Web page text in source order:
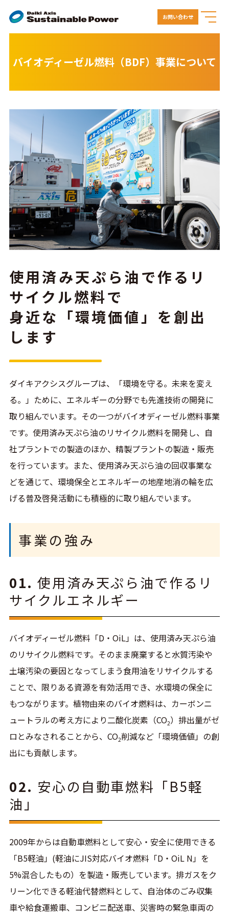
お問い合わせ
バイオディーゼル燃料（BDF）事業について
使用済み天ぷら油で作るリ
サイクル燃料で
身近な「環境価値」を創出
します
ダイキアクシスグループは、「環境を守る。未来を変え
る。」ために、エネルギーの分野でも先進技術の開発に
取り組んでいます。その一つがバイオディーゼル燃料事業
です。使用済み天ぷら油のリサイクル燃料を開発し、自
社プラントでの製造のほか、精製プラントの製造・販売
を行っています。また、使用済み天ぷら油の回収事業な
どを通じて、環境保全とエネルギーの地産地消の輪を広
げる普及啓発活動にも積極的に取り組んでいます。
事業の強み
01.使用済み天ぷら油で作るリ
サイクルエネルギー
バイオディーゼル燃料「D・OiL」は、使用済み天ぷら油
のリサイクル燃料です。そのまま廃棄すると水質汚染や
土壌汚染の要因となってしまう食用油をリサイクルする
ことで、限りある資源を有効活用でき、水環境の保全に
もつながります。植物由来のバイオ燃料は、カーボンニ
ュートラルの考え方により二酸化炭素（CO2）排出量がゼ
ロとみなされることから、CO2削減など「環境価値」の創
出にも貢献します。
02. 安心の自動車燃料「B5軽
油」
2009年からは自動車燃料として安心・安全に使用できる
「B5軽油」(軽油にJIS対応バイオ燃料「D・OiL N」を
5%混合したもの）を製造・販売しています。排ガスをク
リーン化できる軽油代替燃料として、自治体のごみ収集
車や給食運搬車、コンビニ配送車、災害時の緊急車両の